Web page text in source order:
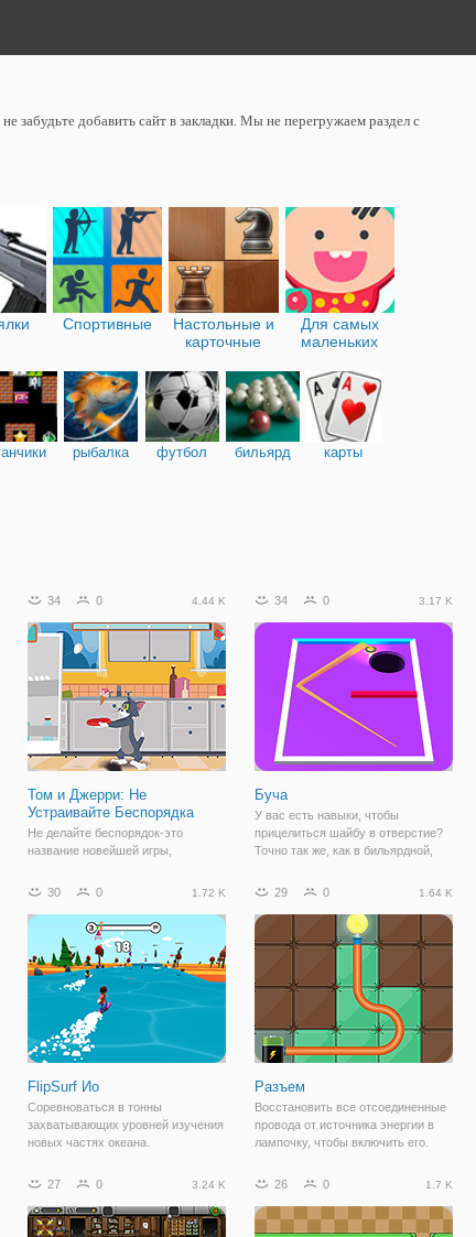
добавить сайт в закладки. Мы не перегружаем раздел с
Спортивные
Настольные и
карточные
Для самых
маленьких
рыбалка футбол бильярд карты
34 0 4.44 K
Том и Джерри: Не
Устраивайте Беспорядка
Не делайте беспорядок-это
название новейшей игры,
административной командой в
страница игр Бумеранга, которая
становится только лучше с
каждым новым дополнением,
которое
34 0 3.17 K
Буча
У вас есть навыки, чтобы
прицелиться шайбу в отверстие?
Точно так же, как в бильярдной,
чтобы положить шайбу в лунку с
удастся с первой попытки, у вас
есть только
30 0 1.72 K
FlipSurf Ио
Соревноваться в тонны
захватывающих уровней изучения
новых частях океана.
сегодня! Сенсорный экран, чтобы
сделать сумасшедшие сальто во
время полета в воздухе. Нажмите,
29 0 1.64 K
Разъем
Восстановить все отсоединенные
провода от источника энергии в
лампочку, чтобы включить его.
могут передавать мощность до
Переместите плитки по
направлению света и
27 0 3.24 K 26 0 1.7 K